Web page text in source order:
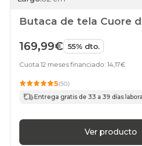
Butaca de tela Cuore
169,99€ 55% dto.
Cuota 12 meses financiado: 14,17€
5(50)
Entrega gratis de 33 a 39 días
Ver producto